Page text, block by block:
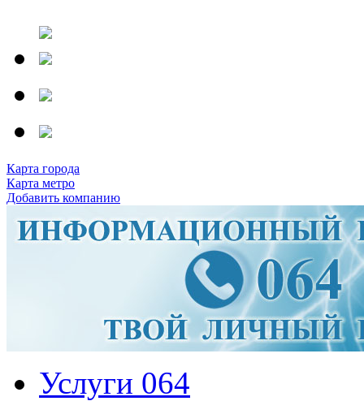
Карта города
Карта метро
Добавить компанию
Услуги 064